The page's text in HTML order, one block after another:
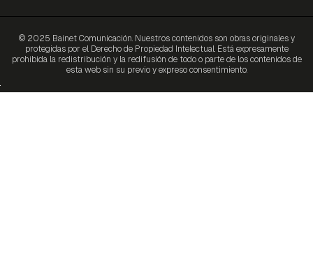
© 2025 Bainet Comunicación. Nuestros contenidos son obras originales y
protegidas por el Derecho de Propiedad Intelectual. Está expresamente
prohibida la redistribución y la redifusión de todo o parte de los contenidos de
esta web sin su previo y expreso consentimiento.